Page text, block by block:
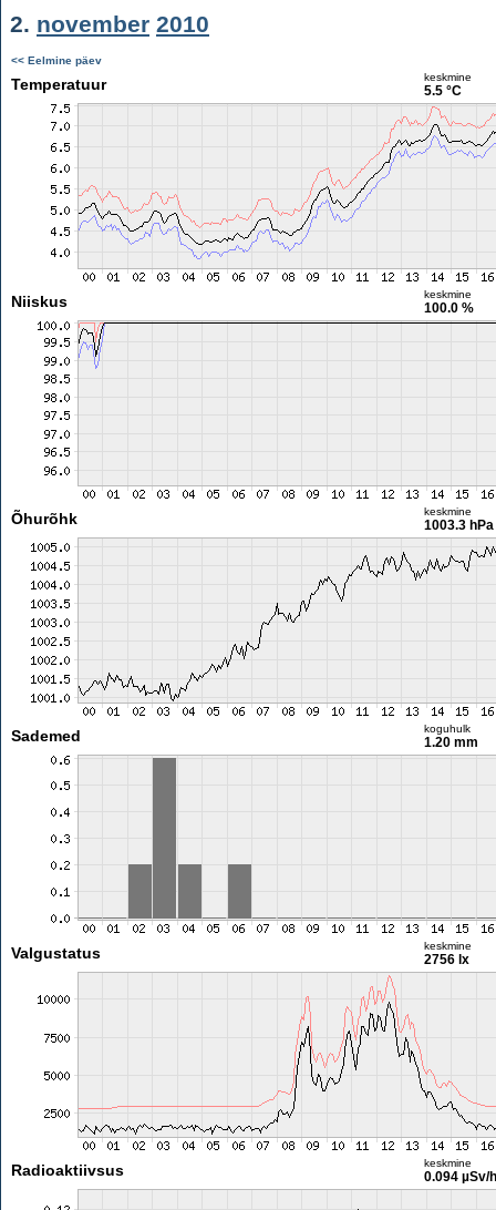
2. november 2010
<< Eelmine päev
Temperatuur keskmine
5.5 °C
Niiskus keskmine
100.0 %
Õhurõhk keskmine
1003.3 hPa
Sademed koguhulk
1.20 mm
Valgustatus keskmine
2756 lx
Radioaktiivsus keskmine
0.094 µSv/h